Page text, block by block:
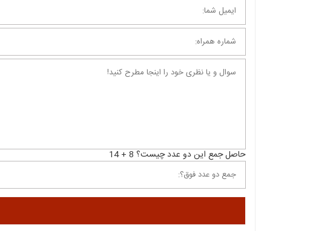
حاصل جمع این دو عدد چیست؟ 8 + 14